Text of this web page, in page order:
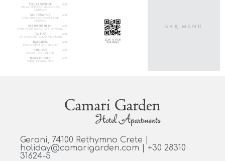
Gerani, 74100 Rethymno Crete |
holiday@camarigarden.com | +30 28310
31624-5